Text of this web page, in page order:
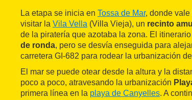
La etapa se inicia en Tossa de Mar, donde vale
visitar la Vila Vella (Villa Vieja), un recinto
de la piratería que azotaba la zona. El
de ronda, pero se desvía enseguida para
carretera GI-682 para rodear la urbanización de
El mar se puede otear desde la altura y la
poco a poco, atravesando la urbanización
primera línea en la playa de Canyelles. A